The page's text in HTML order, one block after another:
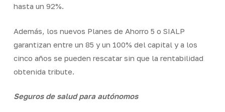
hasta un 92%.
Además, los nuevos Planes de Ahorro 5 o SIALP
garantizan entre un 85 y un 100% del capital y a los
cinco años se pueden rescatar sin que la rentabilidad
obtenida tribute.
Seguros de salud para autónomos